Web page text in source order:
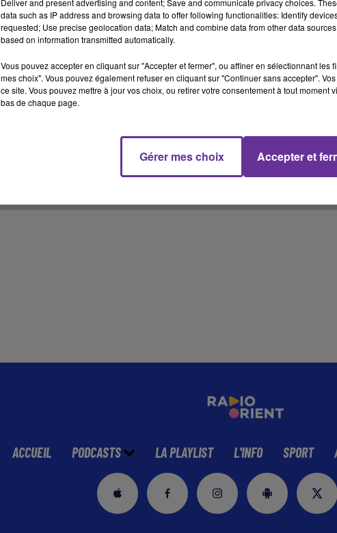
Le monde arabe célèbre aujourd’hui la fête des
la Famille et de l'Enfance Naziha Labidi.
de Bordeaux est vivement dénoncée par deux
elles, la bâtonnière de Libourne, Élodie Fourmon-
ACCUEIL PODCASTS LA PLAYLIST L'INFO SPORT
data such as IP address and browsing data to offer following functionalities: Identify
requested; Use precise geolocation data; Match and combine data from other data
based on information transmitted automatically.
Vous pouvez accepter en cliquant sur "Accepter et fermer", ou affiner en sélectionnant les
mes choix". Vous pouvez également refuser en cliquant sur "Continuer sans accepter".
ce site. Vous pouvez mettre à jour vos choix, ou retirer votre consentement à tout moment
bas de chaque page.
Gérer mes choix Accepter et